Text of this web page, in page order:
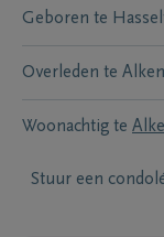
Geboren te
Overleden te Alken
Woonachtig te
Stuur een